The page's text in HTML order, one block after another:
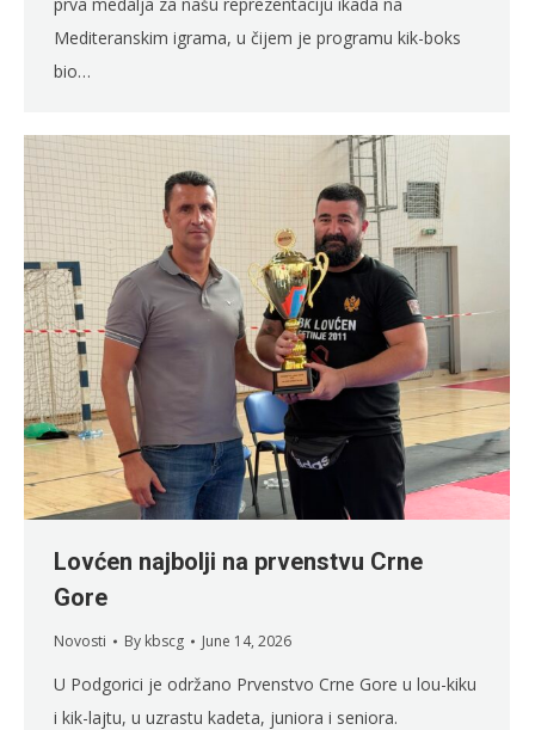
Mediteranskim igrama, u čijem je programu kik-boks
bio…
Lovćen najbolji na prvenstvu Crne
Gore
Novosti By kbscg June 14, 2026
U Podgorici je održano Prvenstvo Crne Gore u lou-kiku
i kik-lajtu, u uzrastu kadeta, juniora i seniora.